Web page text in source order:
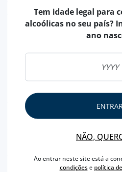
REGIÃO DOURO
PRÉMIOS E DISTINÇÕES
Tem idade legal para
alcoólicas no seu país?
ano
ENTRAR
NÃO,
Ao entrar neste site está a
condiçõese política